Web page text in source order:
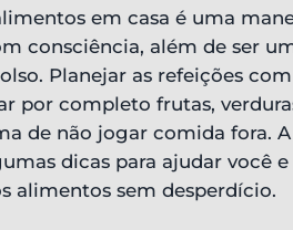
em casa é uma
consciência, além de ser
Planejar as refeições com
por completo frutas,
de não jogar comida fora. A
dicas para ajudar você e
alimentos sem desperdício.